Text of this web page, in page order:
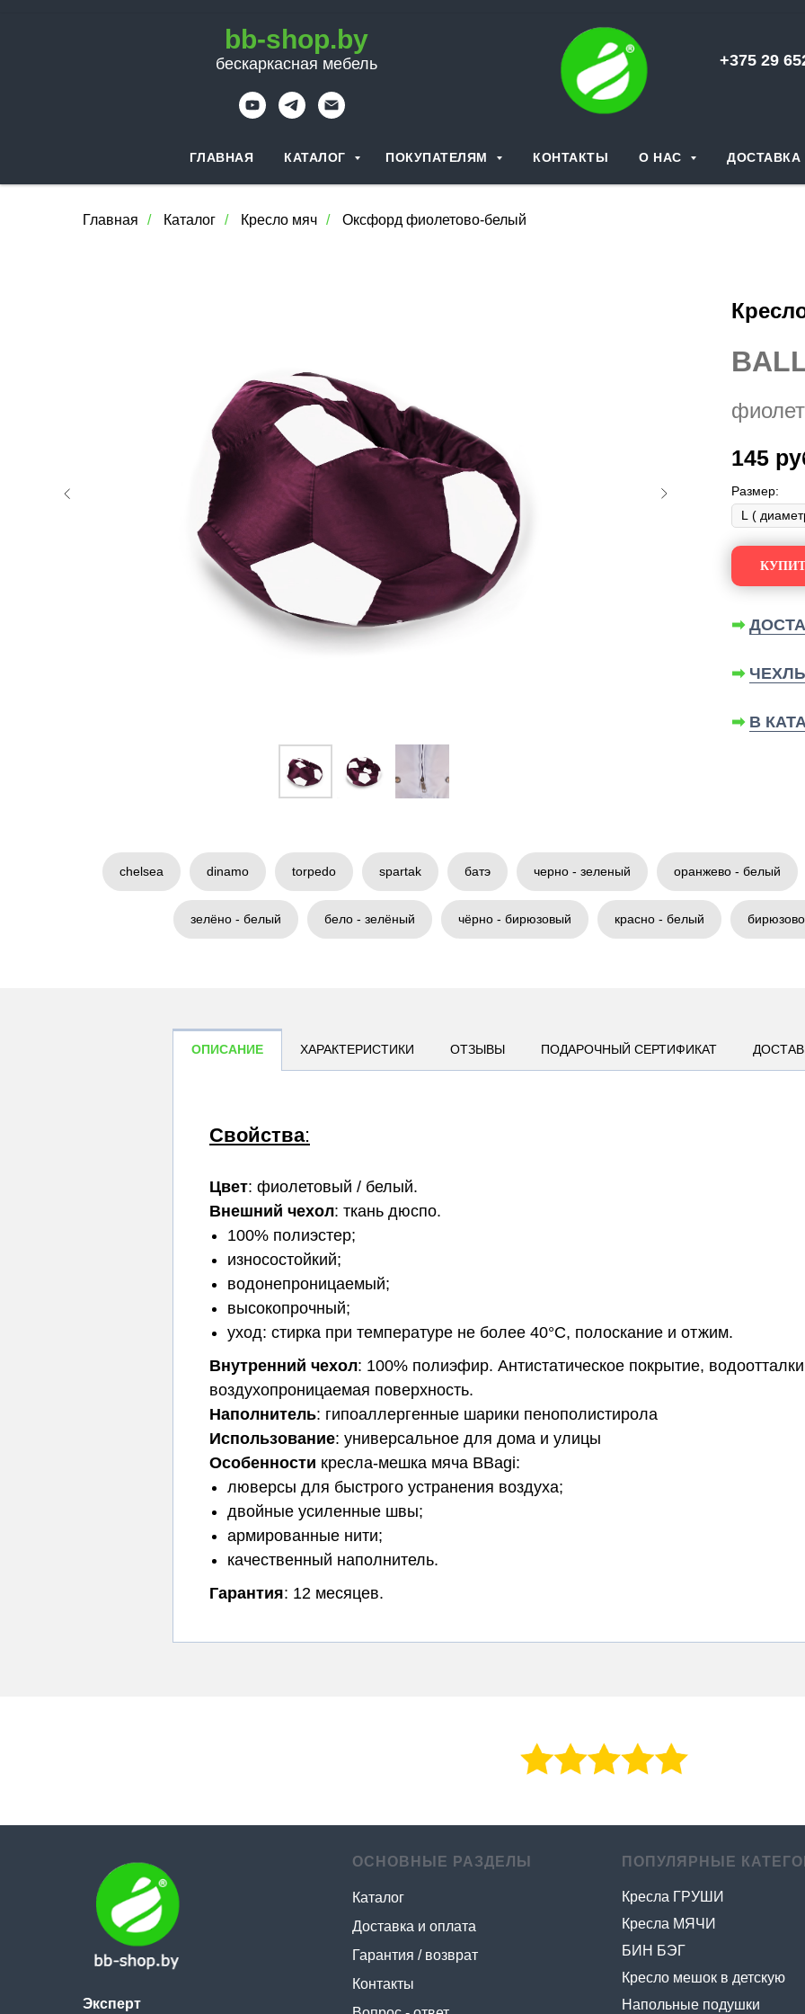
bb-shop.by
бескаркасная мебель +375 29
ГЛАВНАЯ КАТАЛОГ ПОКУПАТЕЛЯМ КОНТАКТЫ О НАС ДОСТАВКА
Главная / Каталог / Кресло мяч / Оксфорд фиолетово-белый
145
Размер:
➡
➡
➡ В
chelsea dinamo torpedo spartak батэ черно - зеленый оранжево - белый
зелёно - белый бело - зелёный чёрно - бирюзовый красно - белый
ОПИСАНИЕ ХАРАКТЕРИСТИКИ ОТЗЫВЫ ПОДАРОЧНЫЙ СЕРТИФИКАТ
Свойства:
Цвет: фиолетовый / белый.
Внешний чехол: ткань дюспо.
100% полиэстер;
износостойкий;
водонепроницаемый;
высокопрочный;
уход: стирка при температуре не более 40°С, полоскание и отжим.
Внутренний чехол: 100% полиэфир. Антистатическое покрытие,
воздухопроницаемая поверхность.
Наполнитель: гипоаллергенные шарики пенополистирола
Использование: универсальное для дома и улицы
Особенности кресла-мешка мяча BBagi:
люверсы для быстрого устранения воздуха;
двойные усиленные швы;
армированные нити;
качественный наполнитель.
Гарантия: 12 месяцев.
Эксперт
ОСНОВНЫЕ РАЗДЕЛЫ
Каталог
Доставка и оплата
Гарантия / возврат
Контакты
ПОПУЛЯРНЫЕ
Кресла ГРУШИ
Кресла МЯЧИ
БИН БЭГ
Кресло мешок в детскую
Напольные подушки